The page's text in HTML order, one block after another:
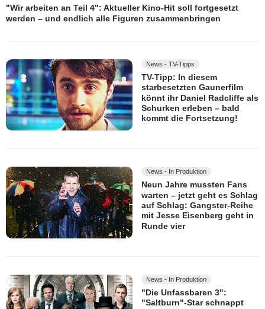
"Wir arbeiten an Teil 4": Aktueller Kino-Hit soll fortgesetzt
werden – und endlich alle Figuren zusammenbringen
News - TV-Tipps
TV-Tipp: In diesem
starbesetzten Gaunerfilm
könnt ihr Daniel Radcliffe als
Schurken erleben – bald
kommt die Fortsetzung!
News - In Produktion
Neun Jahre mussten Fans
warten – jetzt geht es Schlag
auf Schlag: Gangster-Reihe
mit Jesse Eisenberg geht in
Runde vier
News - In Produktion
"Die Unfassbaren 3":
"Saltburn"-Star schnappt